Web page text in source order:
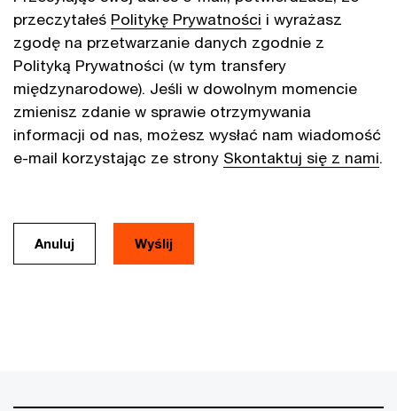
przeczytałeś Politykę Prywatności i wyrażasz
zgodę na przetwarzanie danych zgodnie z
Polityką Prywatności (w tym transfery
międzynarodowe). Jeśli w dowolnym momencie
zmienisz zdanie w sprawie otrzymywania
informacji od nas, możesz wysłać nam wiadomość
e-mail korzystając ze strony Skontaktuj się z nami.
Anuluj